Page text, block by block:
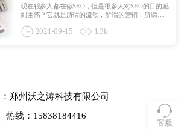
销而做SEO是失败的
现在很多人都在做SEO，但是很多人对SEO的目的感
到困惑？它就是所谓的流动，所谓的营销，所谓的
告诉我，SEO是无利可图。你不明白这句话的意
2021-09-15 1.3k
客服
郑州沃之涛科技有限公司
热线：15838184416